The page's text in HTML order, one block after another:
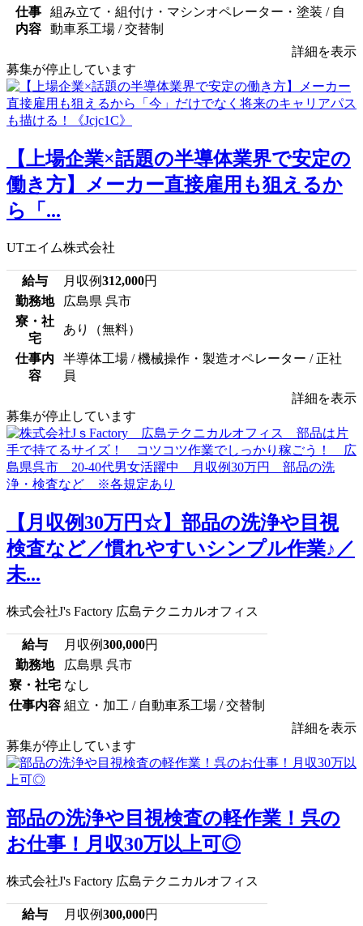
仕事
内容
組み立て・組付け・マシンオペレーター・塗装 / 自
動車系工場 / 交替制
詳細を表示
募集が停止しています
【上場企業×話題の半導体業界で安定の
働き方】メーカー直接雇用も狙えるか
ら「...
UTエイム株式会社
給与 月収例312,000円
勤務地
広島県 呉市
寮・社
宅
あり（無料）
仕事内
容
半導体工場 / 機械操作・製造オペレーター / 正社
員
詳細を表示
募集が停止しています
【月収例30万円☆】部品の洗浄や目視
検査など／慣れやすいシンプル作業♪／
未...
株式会社J's Factory 広島テクニカルオフィス
給与 月収例300,000円
勤務地
広島県 呉市
寮・社宅 なし
仕事内容 組立・加工 / 自動車系工場 / 交替制
詳細を表示
募集が停止しています
部品の洗浄や目視検査の軽作業！呉の
お仕事！月収30万以上可◎
株式会社J's Factory 広島テクニカルオフィス
給与 月収例300,000円